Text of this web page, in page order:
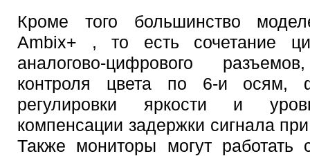
Кроме того большинство
Ambix+ , то есть сочетание
аналогово-цифрового
контроля цвета по 6-и осям,
регулировки яркости и
компенсации задержки сигнала
Также мониторы могут работать